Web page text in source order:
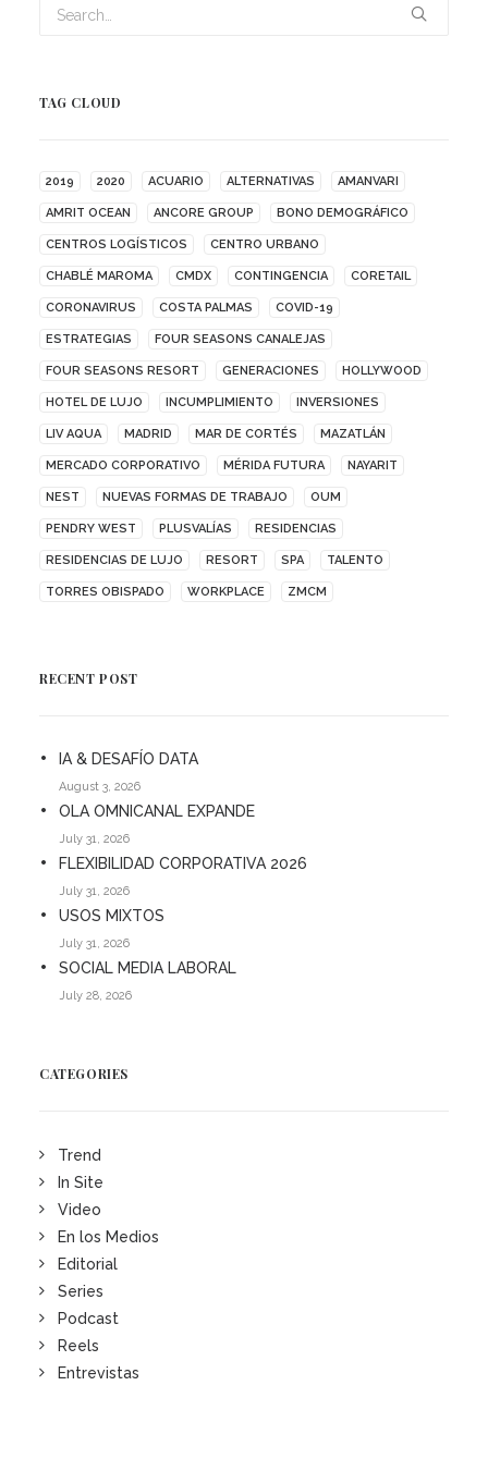
TAG CLOUD
2019 2020 ACUARIO ALTERNATIVAS AMANVARI
AMRIT OCEAN ANCORE GROUP BONO DEMOGRÁFICO
CENTROS LOGÍSTICOS CENTRO URBANO
CHABLÉ MAROMA CMDX CONTINGENCIA CORETAIL
CORONAVIRUS COSTA PALMAS COVID-19
ESTRATEGIAS FOUR SEASONS CANALEJAS
FOUR SEASONS RESORT GENERACIONES HOLLYWOOD
HOTEL DE LUJO INCUMPLIMIENTO INVERSIONES
LIV AQUA MADRID MAR DE CORTÉS MAZATLÁN
MERCADO CORPORATIVO MÉRIDA FUTURA NAYARIT
NEST NUEVAS FORMAS DE TRABAJO OUM
PENDRY WEST PLUSVALÍAS RESIDENCIAS
RESIDENCIAS DE LUJO RESORT SPA TALENTO
TORRES OBISPADO WORKPLACE ZMCM
RECENT POST
IA & DESAFÍO DATA
August 3, 2026
OLA OMNICANAL EXPANDE
July 31, 2026
FLEXIBILIDAD CORPORATIVA 2026
July 31, 2026
USOS MIXTOS
July 31, 2026
SOCIAL MEDIA LABORAL
July 28, 2026
CATEGORIES
Trend
In Site
Video
En los Medios
Editorial
Series
Podcast
Reels
Entrevistas